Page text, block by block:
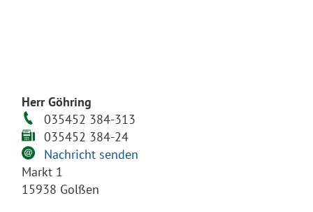
Herr Göhring
035452 384-313
035452 384-24
Nachricht senden
Markt 1
15938 Golßen